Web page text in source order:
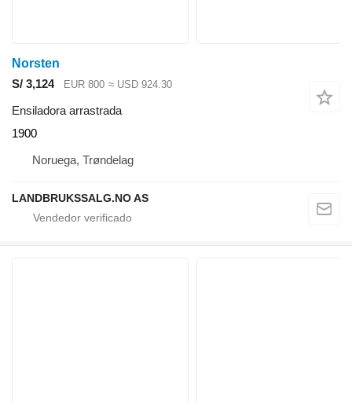
Norsten
S/ 3,124
EUR 800 ≈ USD 924.30
Ensiladora arrastrada
1900
Noruega, Trøndelag
LANDBRUKSSALG.NO AS